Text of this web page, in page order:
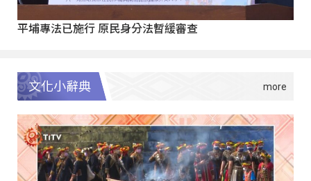
平埔專法已施行 原民身分法暫緩審查
文化小辭典